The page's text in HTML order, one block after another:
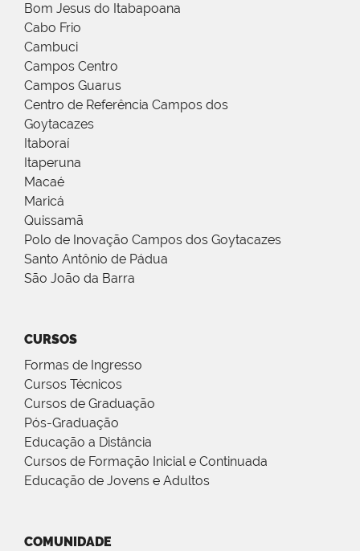
Bom Jesus do Itabapoana
Cabo Frio
Cambuci
Campos Centro
Campos Guarus
Centro de Referência Campos dos
Goytacazes
Itaboraí
Itaperuna
Macaé
Maricá
Quissamã
Polo de Inovação Campos dos Goytacazes
Santo Antônio de Pádua
São João da Barra
CURSOS
Formas de Ingresso
Cursos Técnicos
Cursos de Graduação
Pós-Graduação
Educação a Distância
Cursos de Formação Inicial e Continuada
Educação de Jovens e Adultos
COMUNIDADE